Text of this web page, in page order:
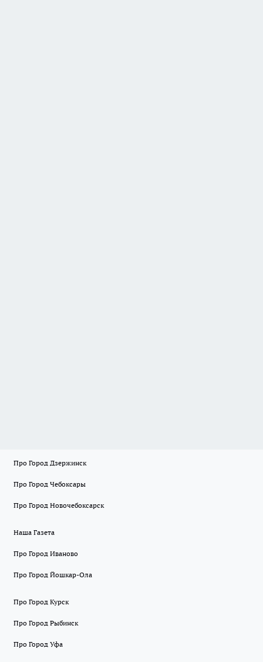
Про Город Дзержинск
Про Город Чебоксары
Про Город Новочебоксарск
Наша Газета
Про Город Иваново
Про Город Йошкар-Ола
Про Город Курск
Про Город Рыбинск
Про Город Уфа